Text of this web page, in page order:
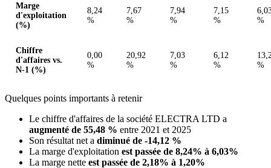
Marge
d'exploitation
(%)
8,24
%
7,67
%
7,94
%
7,15
%
%
Chiffre
d'affaires vs.
N-1 (%)
0,00
%
20,92
%
7,03
%
6,12
%
%
Quelques points importants à retenir
Le chiffre d'affaires de la société ELECTRA LTD a
augmenté de 55,48 % entre 2021 et 2025
Son résultat net a diminué de -14,12 %
La marge d'exploitation est passée de 8,24% à 6,03%
La marge nette est passée de 2,18% à 1,20%